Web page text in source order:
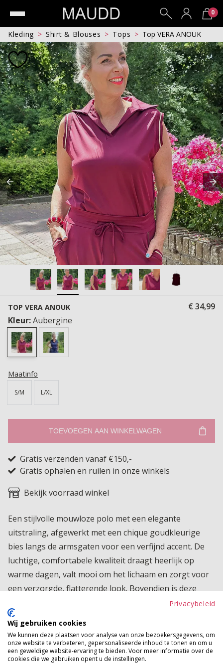
0
Kleding Shirt & Blouses Tops Top VERA ANOUK
TOP VERA ANOUK
€ 34,99
Kleur:Aubergine
Maatinfo
S/M L/XL
TOEVOEGEN AAN WINKELWAGEN
Gratis verzenden vanaf €150,-
Gratis ophalen en ruilen in onze winkels
Bekijk voorraad winkel
Een stijlvolle mouwloze polo met een elegante
uitstraling, afgewerkt met een chique goudkleurige
bies langs de armsgaten voor een verfijnd accent. De
luchtige, comfortabele kwaliteit draagt heerlijk op
warme dagen, valt mooi om het lichaam en zorgt voor
een verzorgde, flatterende look. Bovendien is deze
polo ideaal voor op reis: kreukarm, niet strijken en
altijd direct klaar om te dragen. Een veelzijdige basic die
moeiteloos combineert van casual tot chic
Product kenmerken
Privacybeleid
Wij gebruiken cookies
We kunnen deze plaatsen voor analyse van onze bezoekersgegevens, om
onze website te verbeteren, gepersonaliseerde inhoud te tonen en om u
een geweldige website-ervaring te bieden. Voor meer informatie over de
cookies die we gebruiken opent u de instellingen.